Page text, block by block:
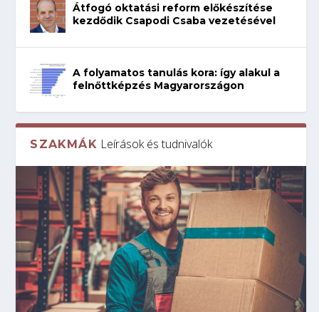
Átfogó oktatási reform előkészítése
kezdődik Csapodi Csaba vezetésével
A folyamatos tanulás kora: így alakul a
felnőttképzés Magyarországon
SZAKMÁK Leírások és tudnivalók